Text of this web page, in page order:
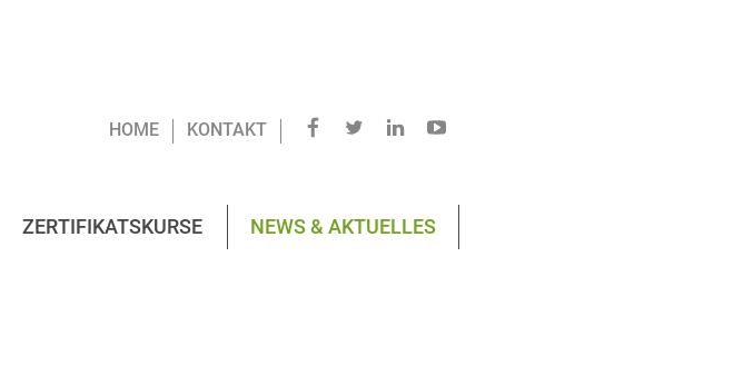
HOME KONTAKT
ZERTIFIKATSKURSE NEWS & AKTUELLES